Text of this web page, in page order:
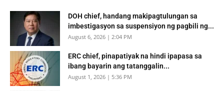
DOH chief, handang makipagtulungan sa
imbestigasyon sa suspensiyon ng pagbili ng...
August 6, 2026 | 2:04 PM
ERC chief, pinapatiyak na hindi ipapasa sa
ibang bayarin ang tatanggalin...
August 1, 2026 | 5:36 PM